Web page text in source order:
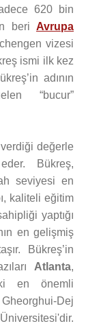
620 bin
beriAvrupa
vizesi
ismi ilk kez
adının
“bucur”
değerle
Bükreş,
seviyesi en
kaliteli eğitim
yaptığı
en gelişmiş
Bükreş’in
Atlanta,
en önemli
Dej